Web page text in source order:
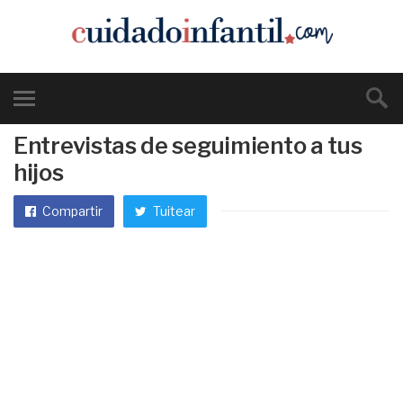
Entrevistas de seguimiento a tus
hijos
Compartir Tuitear